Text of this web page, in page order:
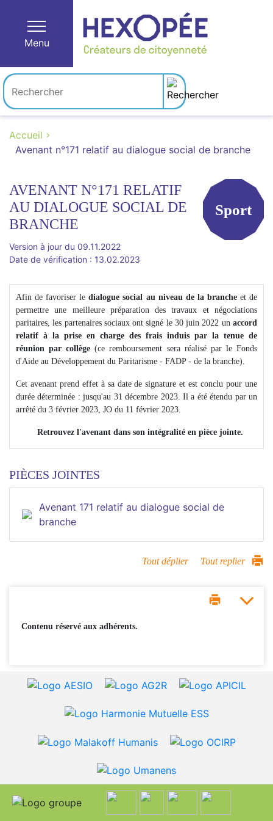
Menu
Accueil
Avenant n°171 relatif au dialogue social de branche
AVENANT N°171 RELATIF
AU DIALOGUE SOCIAL DE
BRANCHE
Sport
Version à jour du 09.11.2022
Date de vérification : 13.02.2023
Afin de favoriser ledialogue social au niveau de la branche et de
permettre une meilleure préparation des travaux et négociations
paritaires, les partenaires sociaux ont signé le 30 juin 2022 un accord
relatif à la prise en charge des frais induis par la tenue de
réunion par collège (ce remboursement sera réalisé par le Fonds
d'Aide au Développement du Paritarisme - FADP - de la branche).
Cet avenant prend effet à sa date de signature et est conclu pour une
durée déterminée : jusqu'au 31 décembre 2023. Il a été étendu par un
arrêté du 3 février 2023, JO du 11 février 2023.
Retrouvez l'avenant dans son intégralité en pièce jointe.
PIÈCES JOINTES
Avenant 171 relatif au dialogue social de
branche
Tout déplier Tout replier
Contenu réservé aux adhérents.